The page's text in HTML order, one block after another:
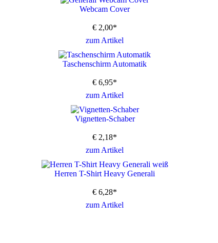
Webcam Cover
€ 2,00*
zum Artikel
Taschenschirm Automatik
€ 6,95*
zum Artikel
Vignetten-Schaber
€ 2,18*
zum Artikel
Herren T-Shirt Heavy Generali
€ 6,28*
zum Artikel